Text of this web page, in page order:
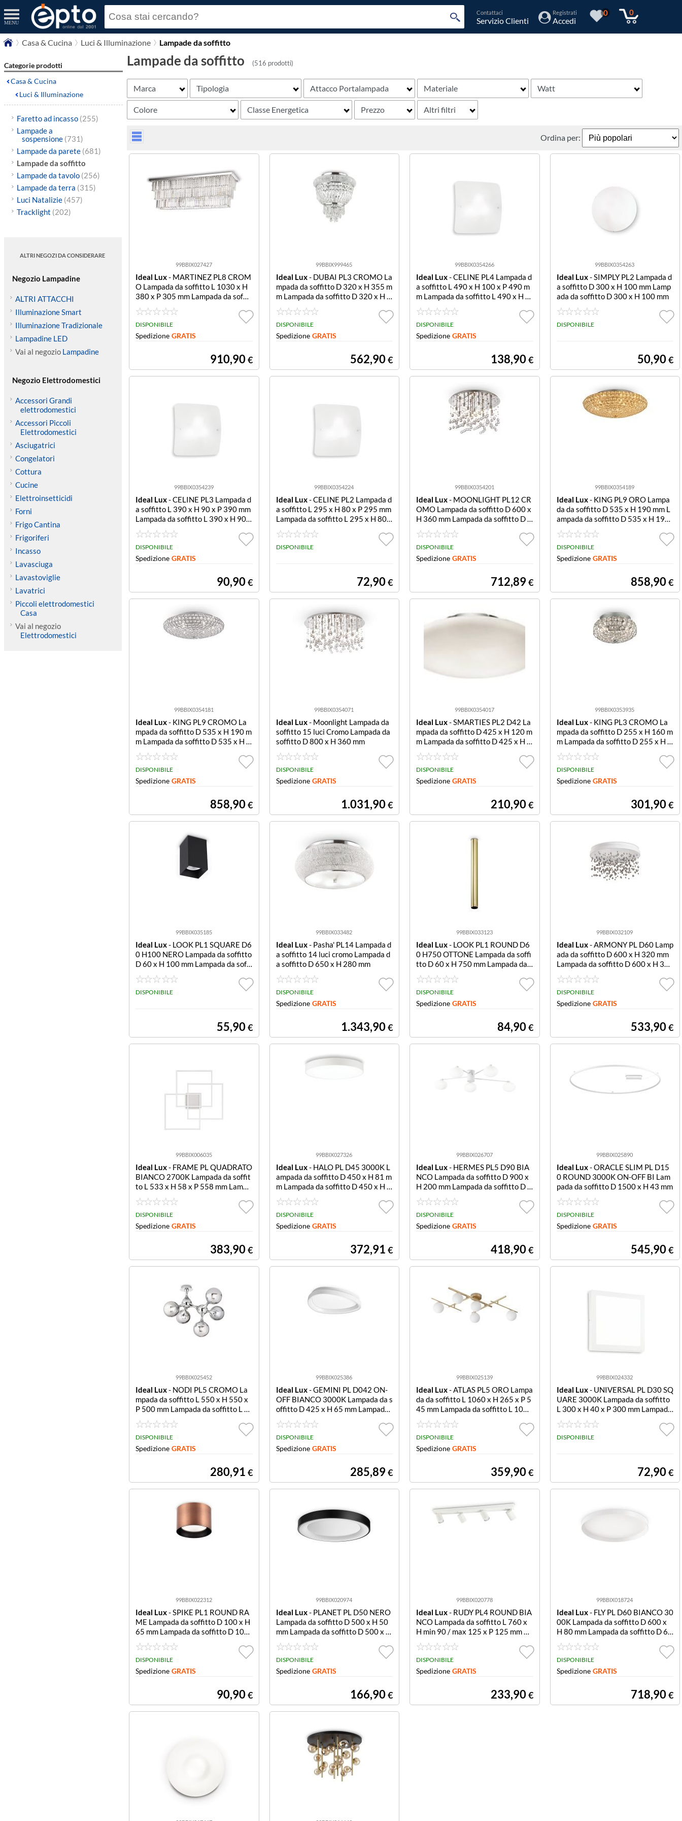
MENU
Contattaci
Servizio Clienti
Registrati
Accedi
0 0
Casa & Cucina Luci & Illuminazione Lampade da soffitto
Categorie prodotti
Casa & Cucina
Luci & Illuminazione
Faretto ad incasso (255)
Lampade a
sospensione (731)
Lampade da parete (681)
Lampade da soffitto
Lampade da tavolo (256)
Lampade da terra (315)
Luci Natalizie (457)
Tracklight (202)
ALTRI NEGOZI DA CONSIDERARE
Negozio Lampadine
ALTRI ATTACCHI
Illuminazione Smart
Illuminazione Tradizionale
Lampadine LED
Vai al negozio Lampadine
Negozio Elettrodomestici
Accessori Grandi
elettrodomestici
Accessori Piccoli
Elettrodomestici
Asciugatrici
Congelatori
Cottura
Cucine
Elettroinsetticidi
Forni
Frigo Cantina
Frigoriferi
Incasso
Lavasciuga
Lavastoviglie
Lavatrici
Piccoli elettrodomestici
Casa
Vai al negozio
Elettrodomestici
Lampade da soffitto (516 prodotti)
Marca Tipologia Attacco Portalampada Materiale Watt
Colore Classe Energetica Prezzo Altri filtri
Ordina per:
99BBIX027427
Ideal Lux- MARTINEZ PL8 CROM
O Lampada da soffitto L 1030 x H
380 x P 305 mm Lampada da soffit
to L 1030 x H 380 x P 305 mm
DISPONIBILE
Spedizione GRATIS
910,90€
99BBIX999465
Ideal Lux- DUBAI PL3 CROMO La
mpada da soffitto D 320 x H 355 m
m Lampada da soffitto D 320 x H 3
55 mm
DISPONIBILE
Spedizione GRATIS
562,90€
99BBIX0354266
Ideal Lux- CELINE PL4 Lampada d
a soffitto L 490 x H 100 x P 490 m
m Lampada da soffitto L 490 x H 1
00 x P 490 mm
DISPONIBILE
Spedizione GRATIS
138,90€
99BBIX0354263
Ideal Lux- SIMPLY PL2 Lampada d
a soffitto D 300 x H 100 mm Lamp
ada da soffitto D 300 x H 100 mm
DISPONIBILE
50,90€
99BBIX0354239
Ideal Lux- CELINE PL3 Lampada d
a soffitto L 390 x H 90 x P 390 mm
Lampada da soffitto L 390 x H 90 x
P 390 mm
DISPONIBILE
Spedizione GRATIS
90,90€
99BBIX0354224
Ideal Lux- CELINE PL2 Lampada d
a soffitto L 295 x H 80 x P 295 mm
Lampada da soffitto L 295 x H 80 x
P 295 mm
DISPONIBILE
72,90€
99BBIX0354201
Ideal Lux- MOONLIGHT PL12 CR
OMO Lampada da soffitto D 600 x
H 360 mm Lampada da soffitto D 6
00 x H 360 mm
DISPONIBILE
Spedizione GRATIS
712,89€
99BBIX0354189
Ideal Lux- KING PL9 ORO Lampa
da da soffitto D 535 x H 190 mm L
ampada da soffitto D 535 x H 190
mm
DISPONIBILE
Spedizione GRATIS
858,90€
99BBIX0354181
Ideal Lux- KING PL9 CROMO La
mpada da soffitto D 535 x H 190 m
m Lampada da soffitto D 535 x H 1
90 mm
DISPONIBILE
Spedizione GRATIS
858,90€
99BBIX0354071
Ideal Lux- Moonlight Lampada da
soffitto 15 luci Cromo Lampada da
soffitto D 800 x H 360 mm
DISPONIBILE
Spedizione GRATIS
1.031,90€
99BBIX0354017
Ideal Lux- SMARTIES PL2 D42 La
mpada da soffitto D 425 x H 120 m
m Lampada da soffitto D 425 x H 1
20 mm
DISPONIBILE
Spedizione GRATIS
210,90€
99BBIX0353935
Ideal Lux- KING PL3 CROMO La
mpada da soffitto D 255 x H 160 m
m Lampada da soffitto D 255 x H 1
60 mm
DISPONIBILE
Spedizione GRATIS
301,90€
99BBIX035185
Ideal Lux- LOOK PL1 SQUARE D6
0 H100 NERO Lampada da soffitto
D 60 x H 100 mm Lampada da soffi
tto D 60 x H 100 mm
DISPONIBILE
55,90€
99BBIX033482
Ideal Lux- Pasha' PL14 Lampada d
a soffitto 14 luci cromo Lampada d
a soffitto D 650 x H 280 mm
DISPONIBILE
Spedizione GRATIS
1.343,90€
99BBIX033123
Ideal Lux- LOOK PL1 ROUND D6
0 H750 OTTONE Lampada da soffi
tto D 60 x H 750 mm Lampada da s
offitto D 60 x H 750 mm
DISPONIBILE
Spedizione GRATIS
84,90€
99BBIX032109
Ideal Lux- ARMONY PL D60 Lamp
ada da soffitto D 600 x H 320 mm
Lampada da soffitto D 600 x H 320
mm
DISPONIBILE
Spedizione GRATIS
533,90€
99BBIX006035
Ideal Lux- FRAME PL QUADRATO
BIANCO 2700K Lampada da soffit
to L 533 x H 58 x P 558 mm Lampa
da da soffitto L 533 x H 58 x P 558
mm
DISPONIBILE
Spedizione GRATIS
383,90€
99BBIX027326
Ideal Lux- HALO PL D45 3000K L
ampada da soffitto D 450 x H 81 m
m Lampada da soffitto D 450 x H 8
1 mm
DISPONIBILE
Spedizione GRATIS
372,91 €
99BBIX026707
Ideal Lux- HERMES PL5 D90 BIA
NCO Lampada da soffitto D 900 x
H 200 mm Lampada da soffitto D 9
00 x H 200 mm
DISPONIBILE
Spedizione GRATIS
418,90€
99BBIX025890
Ideal Lux- ORACLE SLIM PL D15
0 ROUND 3000K ON-OFF BI Lam
pada da soffitto D 1500 x H 43 mm
DISPONIBILE
Spedizione GRATIS
545,90€
99BBIX025452
Ideal Lux- NODI PL5 CROMO La
mpada da soffitto L 550 x H 550 x
P 500 mm Lampada da soffitto L 5
50 x H 550 x P 500 mm
DISPONIBILE
Spedizione GRATIS
280,91 €
99BBIX025386
Ideal Lux- GEMINI PL D042 ON-
OFF BIANCO 3000K Lampada da s
offitto D 425 x H 65 mm Lampada
da soffitto D 425 x H 65 mm
DISPONIBILE
Spedizione GRATIS
285,89€
99BBIX025139
Ideal Lux- ATLAS PL5 ORO Lampa
da da soffitto L 1060 x H 265 x P 5
45 mm Lampada da soffitto L 1060
x H 265 x P 545 mm
DISPONIBILE
Spedizione GRATIS
359,90€
99BBIX024332
Ideal Lux- UNIVERSAL PL D30 SQ
UARE 3000K Lampada da soffitto
L 300 x H 40 x P 300 mm Lampada
da soffitto L 300 x H 40 x P 300 m
m
DISPONIBILE
72,90€
99BBIX022312
Ideal Lux- SPIKE PL1 ROUND RA
ME Lampada da soffitto D 100 x H
65 mm Lampada da soffitto D 100
x H 65 mm
DISPONIBILE
Spedizione GRATIS
90,90€
99BBIX020974
Ideal Lux- PLANET PL D50 NERO
Lampada da soffitto D 500 x H 50
mm Lampada da soffitto D 500 x H
50 mm
DISPONIBILE
Spedizione GRATIS
166,90€
99BBIX020778
Ideal Lux- RUDY PL4 ROUND BIA
NCO Lampada da soffitto L 760 x
H min 90 / max 125 x P 125 mm La
mpada da soffitto L 760 x H min 90
/ max 125 x P 125 mm
DISPONIBILE
Spedizione GRATIS
233,90€
99BBIX018724
Ideal Lux- FLY PL D60 BIANCO 30
00K Lampada da soffitto D 600 x
H 80 mm Lampada da soffitto D 60
0 x H 80 mm
DISPONIBILE
Spedizione GRATIS
718,90€